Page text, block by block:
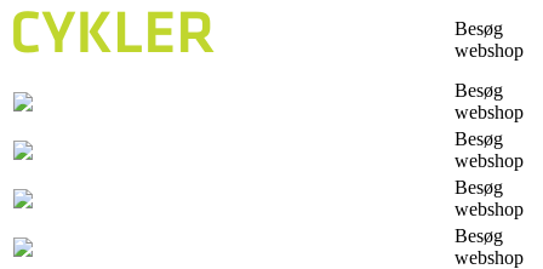
Besøg
webshop
Besøg
webshop
Besøg
webshop
Besøg
webshop
Besøg
webshop